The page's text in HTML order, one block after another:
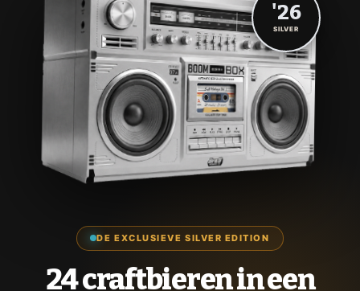
DE EXCLUSIEVE SILVER EDITION
24 craftbieren in een
'26
SILVER